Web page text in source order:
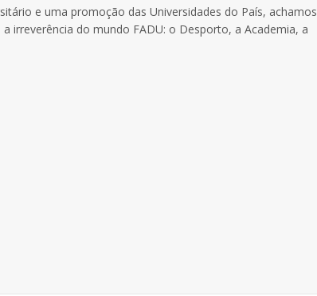
e uma promoção das Universidades do País, achamos
irreverência do mundo FADU: o Desporto, a Academia, a